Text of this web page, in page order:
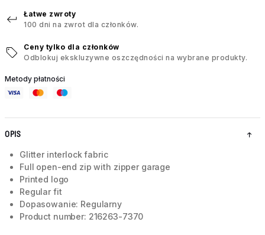
Łatwe zwroty
100 dni na zwrot dla członków.
Ceny tylko dla członków
Odblokuj ekskluzywne oszczędności na wybrane produkty.
Metody płatności
OPIS
Glitter interlock fabric
Full open-end zip with zipper garage
Printed logo
Regular fit
Dopasowanie: Regularny
Product number: 216263-7370